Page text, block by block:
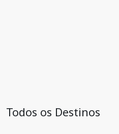
Todos os Destinos